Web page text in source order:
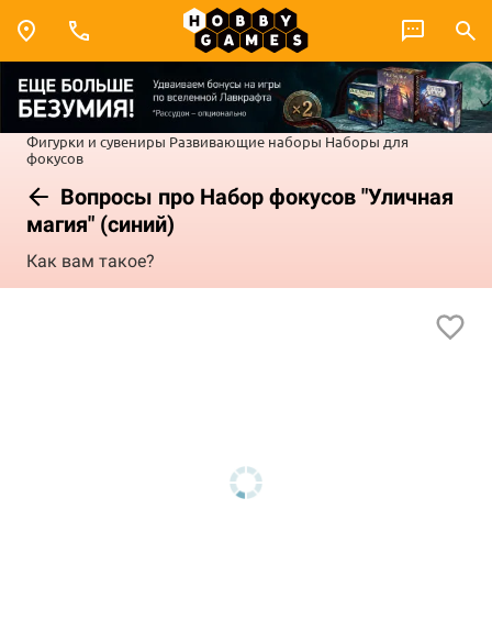
Фигурки и сувениры Развивающие наборы Наборы для
фокусов
Вопросы про Набор фокусов "Уличная
магия" (синий)
Как вам такое?